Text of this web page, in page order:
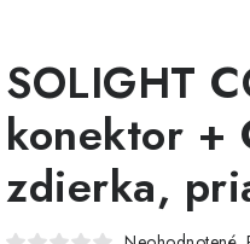
SOLIGHT
konektor +
zdierka,